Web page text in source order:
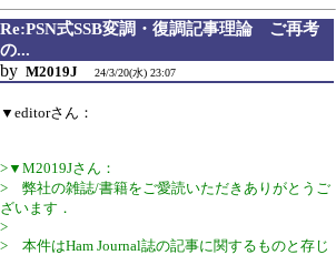
Re:PSN式SSB変調・復調記事理論 ご再考
の...
by M2019J 24/3/20(水) 23:07
▼editorさん：
>▼M2019Jさん：
> 弊社の雑誌/書籍をご愛読いただきありがとうご
ざいます．
>
> 本件はHam Journal誌の記事に関するものと存じ